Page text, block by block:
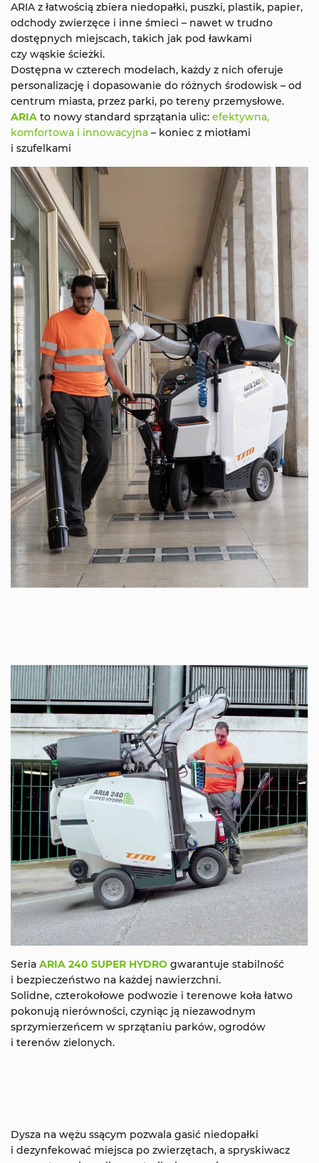
ARIA z łatwością zbiera niedopałki, puszki, plastik, papier,
odchody zwierzęce i inne śmieci – nawet w trudno
dostępnych miejscach, takich jak pod ławkami
czy wąskie ścieżki.
Dostępna w czterech modelach, każdy z nich oferuje
personalizację i dopasowanie do różnych środowisk – od
centrum miasta, przez parki, po tereny przemysłowe.
ARIA to nowy standard sprzątania ulic: efektywna,
komfortowa i innowacyjna – koniec z miotłami
i szufelkami
Seria ARIA 240 SUPER HYDRO gwarantuje stabilność
i bezpieczeństwo na każdej nawierzchni.
Solidne, czterokołowe podwozie i terenowe koła łatwo
pokonują nierówności, czyniąc ją niezawodnym
sprzymierzeńcem w sprzątaniu parków, ogrodów
i terenów zielonych.
Dysza na wężu ssącym pozwala gasić niedopałki
i dezynfekować miejsca po zwierzętach, a spryskiwacz